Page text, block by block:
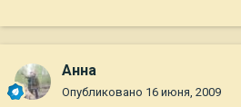
Анна
Опубликовано 16 июня, 2009